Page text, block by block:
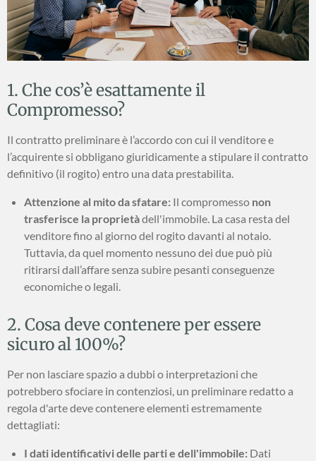
1. Che cos’è esattamente il
Compromesso?
Il contratto preliminare è l’accordo con cui il venditore e
l’acquirente si obbligano giuridicamente a stipulare il contratto
definitivo (il rogito) entro una data prestabilita.
Attenzione al mito da sfatare: Il compromesso non
trasferisce la proprietàdell'immobile. La casa resta del
venditore fino al giorno del rogito davanti al notaio.
Tuttavia, da quel momento nessuno dei due può più
ritirarsi dall’affare senza subire pesanti conseguenze
economiche o legali.
2. Cosa deve contenere per essere
sicuro al 100%?
Per non lasciare spazio a dubbi o interpretazioni che
potrebbero sfociare in contenziosi, un preliminare redatto a
regola d'arte deve contenere elementi estremamente
dettagliati:
I dati identificativi delle parti e dell'immobile: Dati